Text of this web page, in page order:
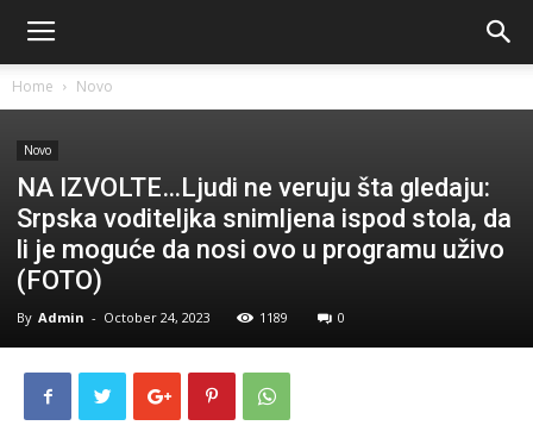
Home Novo
Novo
NA IZVOLTE…Ljudi ne veruju šta gledaju:
Srpska voditeljka snimljena ispod stola, da
li je moguće da nosi ovo u programu uživo
(FOTO)
By Admin - October 24, 2023 1189 0